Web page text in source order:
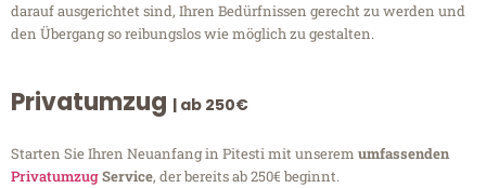
darauf ausgerichtet sind, Ihren Bedürfnissen gerecht zu werden und
den Übergang so reibungslos wie möglich zu gestalten.
Privatumzug | ab 250€
Starten Sie Ihren Neuanfang in Pitesti mit unserem umfassenden
PrivatumzugService, der bereits ab 250€ beginnt.